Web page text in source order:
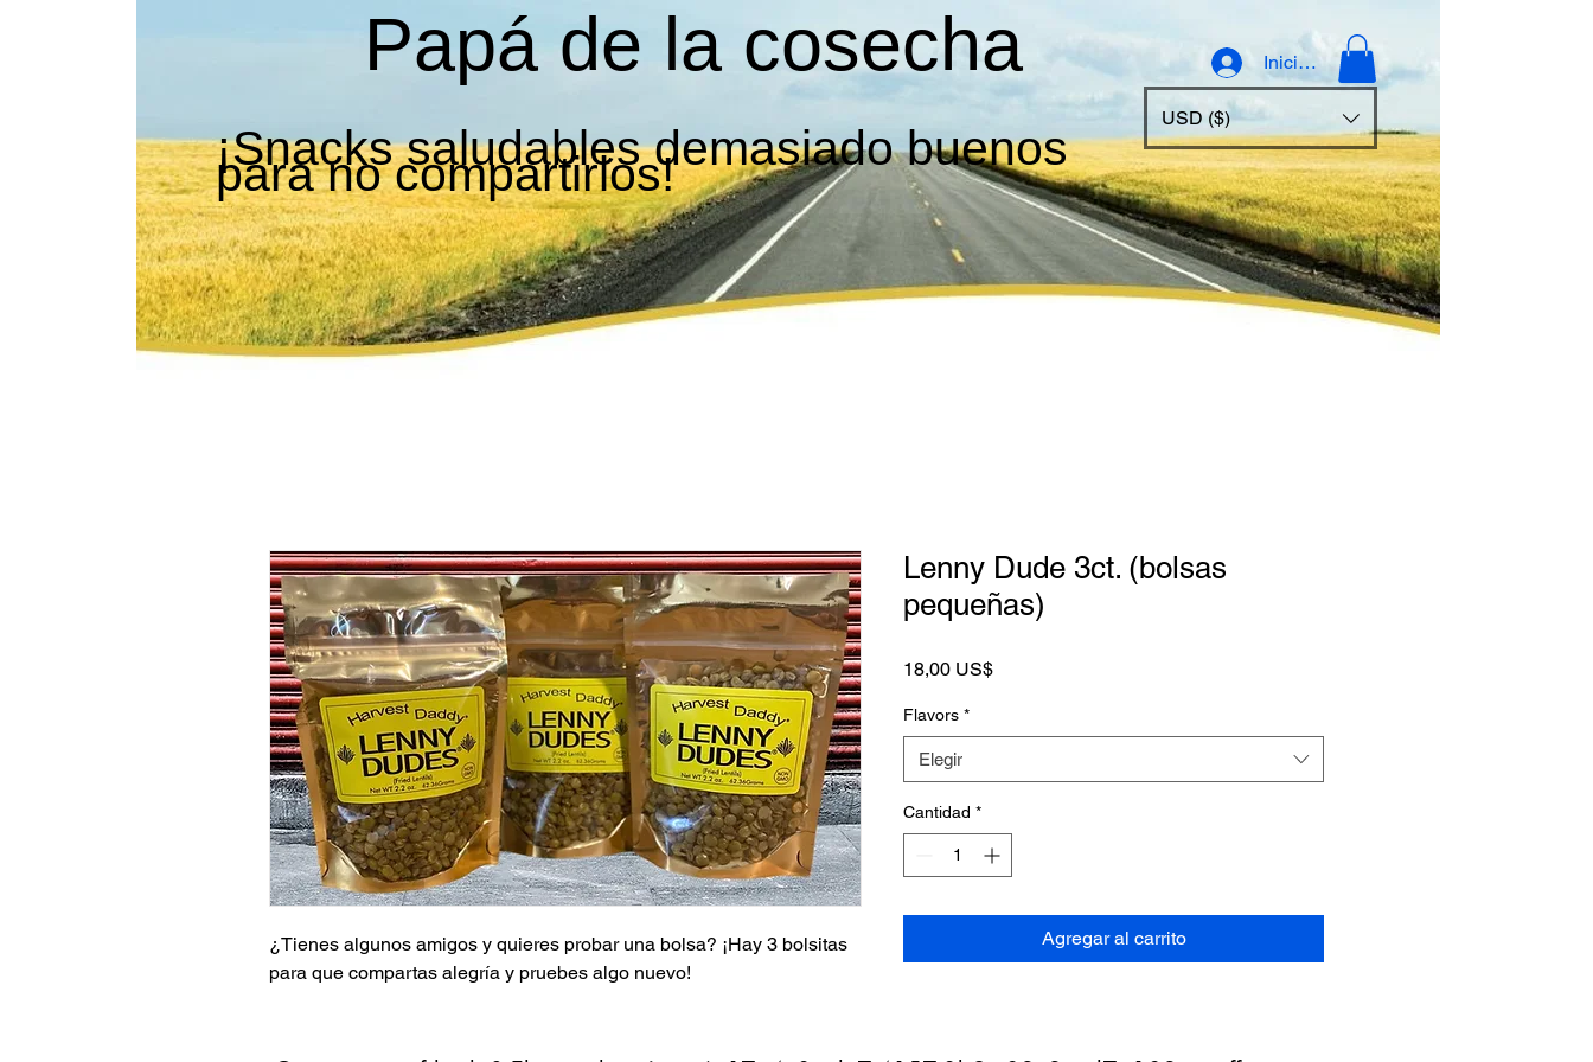
Papá de la cosecha
¡Snacks saludables demasiado buenos
para no compartirlos!
Iniciar sesión
USD ($)
¿Tienes algunos amigos y quieres probar una bolsa? ¡Hay 3 bolsitas
para que compartas alegría y pruebes algo nuevo!
Lenny Dude 3ct. (bolsas
pequeñas)
18,00 US$Precio
Flavors *
Elegir
Cantidad *
Agregar al carrito